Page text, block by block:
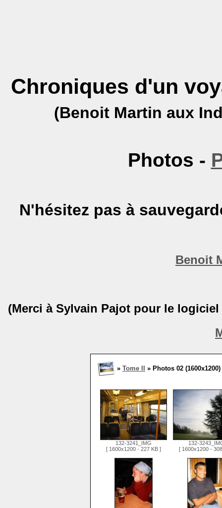
Chroniques d'un
(Benoit Martin aux
Photos -
N'hésitez pas à
Benoit
(Merci à Sylvain Pajot pour le
» Tome II » Photos 02 (1600x1200)
132-3241_IMG
[ 1600x1200 - 227 KB ]
132-
[ 1600x1200 -